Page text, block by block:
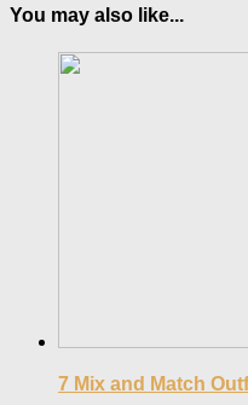
You may also like...
7 Mix and Match